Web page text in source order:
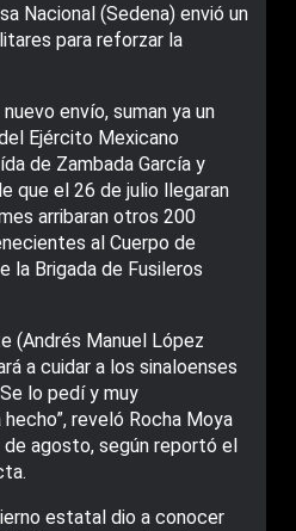
Nacional (Sedena) envió un
para reforzar la
envío, suman ya un
Ejército Mexicano
de Zambada García y
que el 26 de julio llegaran
arribaran otros 200
al Cuerpo de
la Brigada de Fusileros
(Andrés Manuel López
a cuidar a los sinaloenses
lo pedí y muy
reveló Rocha Moya
agosto, según reportó el
estatal dio a conocer